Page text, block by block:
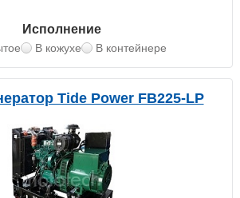
Исполнение
В кожухе В контейнере
Tide Power FB225-LP